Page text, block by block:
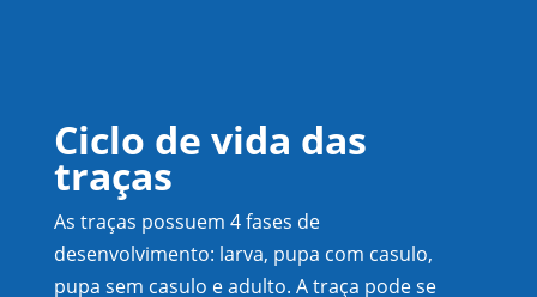
Ciclo de vida das
traças
As traças possuem 4 fases de
desenvolvimento: larva, pupa com casulo,
pupa sem casulo e adulto. A traça pode se